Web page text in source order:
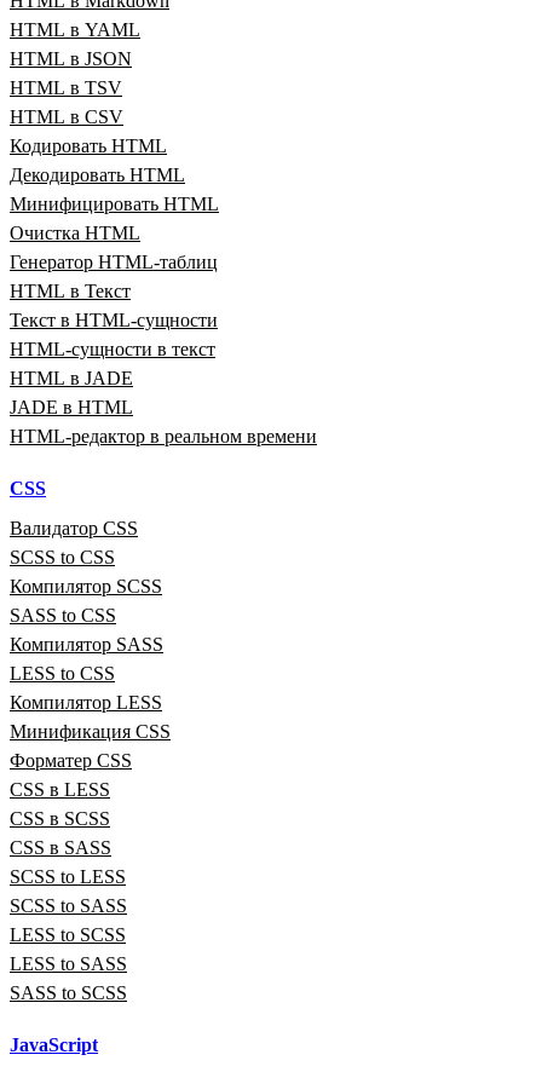
HTML в YAML
HTML в JSON
HTML в TSV
HTML в CSV
Кодировать HTML
Декодировать HTML
Минифицировать HTML
Очистка HTML
Генератор HTML‑таблиц
HTML в Текст
Текст в HTML‑сущности
HTML‑сущности в текст
HTML в JADE
JADE в HTML
HTML‑редактор в реальном времени
CSS
Валидатор CSS
SCSS to CSS
Компилятор SCSS
SASS to CSS
Компилятор SASS
LESS to CSS
Компилятор LESS
Минификация CSS
Форматер CSS
CSS в LESS
CSS в SCSS
CSS в SASS
SCSS to LESS
SCSS to SASS
LESS to SCSS
LESS to SASS
SASS to SCSS
JavaScript